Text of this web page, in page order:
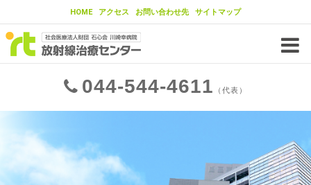
HOME アクセス お問い合わせ先 サイトマップ
044 544 4611 （代表）
当センターの放射線治療の特徴
当センターの放射線治療法
放射線治療装置 IMRT（強度変調放射線治療）
IGRT（画像誘導放射線治療） 東大病院との連携
治療が可能ながん
放射線治療とは？